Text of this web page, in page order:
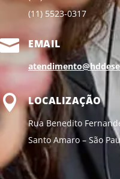
(11) 5523-0317
 EMAIL
 LOCALIZAÇÃO
Rua Benedito
Santo Amaro – São